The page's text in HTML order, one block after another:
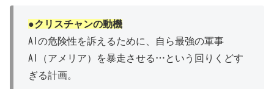
●クリスチャンの動機
AIの危険性を訴えるために、自ら最強の軍事
AI（アメリア）を暴走させる…という回りくどす
ぎる計画。